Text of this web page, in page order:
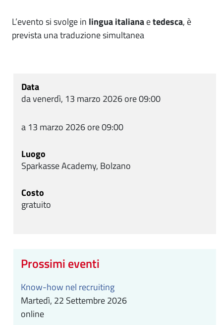
Data
da venerdì, 13 marzo 2026 ore 09:00
a 13 marzo 2026 ore 09:00
Luogo
Sparkasse Academy, Bolzano
Costo
gratuito
Prossimi eventi
Know-how nel recruiting
Martedì, 22 Settembre 2026
online
L’evento si svolge in lingua italianaetedesca, è
prevista una traduzione simultanea